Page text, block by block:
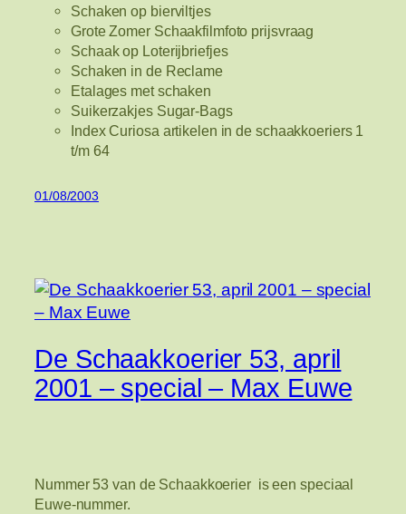
Schaken op bierviltjes
Grote Zomer Schaakfilmfoto prijsvraag
Schaak op Loterijbriefjes
Schaken in de Reclame
Etalages met schaken
Suikerzakjes Sugar-Bags
Index Curiosa artikelen in de schaakkoeriers 1
t/m 64
01/08/2003
De Schaakkoerier 53, april
2001 – special – Max Euwe
Nummer 53 van de Schaakkoerier is een speciaal
Euwe-nummer.